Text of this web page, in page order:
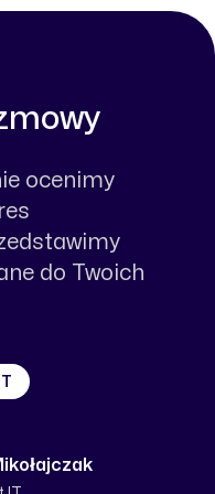
ocenimy
do Twoich